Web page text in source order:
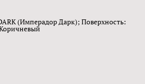
(Имперадор Дарк); Поверхность: